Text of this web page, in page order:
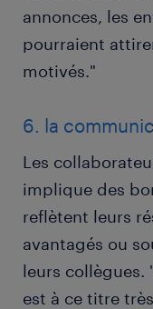
annonces, les
pourraient
motivés."
6. la
Les
implique des
reflètent leurs
avantagés ou
leurs collègues.
est à ce titre